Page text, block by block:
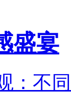
盛宴
：不